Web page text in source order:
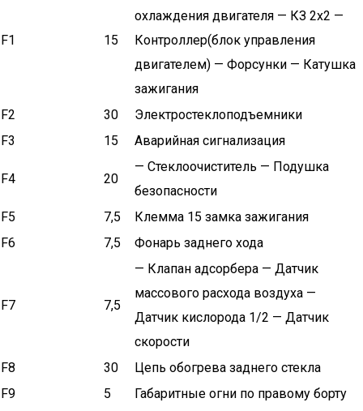
F1 15
охлаждения двигателя — КЗ 2х2 —
Контроллер(блок управления
двигателем) — Форсунки — Катушка
зажигания
F2
30
Электростеклоподъемники
F3
15 Аварийная сигнализация
F4 20
— Стеклоочиститель — Подушка
безопасности
F5
7,5
Клемма 15 замка зажигания
F6
7,5 Фонарь заднего хода
F7 7,5
— Клапан адсорбера — Датчик
массового расхода воздуха —
Датчик кислорода 1/2 — Датчик
скорости
F8
30
Цепь обогрева заднего стекла
F9
5
Габаритные огни по правому борту